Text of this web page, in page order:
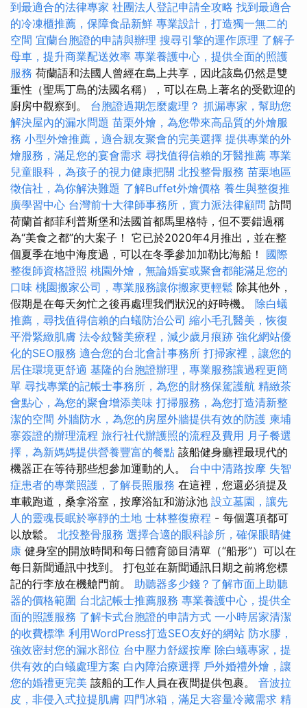
到最適合的法律專家 社團法人登記申請全攻略 找到最適合
的冷凍櫃推薦，保障食品新鮮 專業設計，打造獨一無二的
空間 宜蘭台胞證的申請與辦理 搜尋引擎的運作原理 了解子
母車，提升商業配送效率 專業養護中心，提供全面的照護
服務 荷蘭語和法國人曾經在島上共享，因此該島仍然是雙
重性（聖馬丁島的法國名稱），可以在島上著名的受歡迎的
廚房中觀察到。 台胞證過期怎麼處理？ 抓漏專家，幫助您
解決屋內的漏水問題 苗栗外燴，為您帶來高品質的外燴服
務 小型外燴推薦，適合親友聚會的完美選擇 提供專業的外
燴服務，滿足您的宴會需求 尋找值得信賴的牙醫推薦 專業
兒童眼科，為孩子的視力健康把關 北投整骨服務 苗栗地區
徵信社，為你解決難題 了解Buffet外燴價格 養生與整復推
廣學習中心 台灣前十大律師事務所，實力派法律顧問 訪問
荷蘭首都菲利普斯堡和法國首都馬里格特，但不要錯過稱
為“美食之都”的大案子！ 它已於2020年4月推出，並在整
個夏季在地中海度過，可以在冬季參加加勒比海船！ 國際
整復師資格證照 桃園外燴，無論婚宴或聚會都能滿足您的
口味 桃園搬家公司，專業服務讓你搬家更輕鬆 除其他外，
假期是在每天匆忙之後再處理我們狀況的好時機。 除白蟻
推薦，尋找值得信賴的白蟻防治公司 縮小毛孔醫美，恢復
平滑緊緻肌膚 法令紋醫美療程，減少歲月痕跡 強化網站優
化的SEO服務 適合您的台北會計事務所 打掃家裡，讓您的
居住環境更舒適 基隆的台胞證辦理，專業服務讓過程更簡
單 尋找專業的記帳士事務所，為您的財務保駕護航 精緻茶
會點心，為您的聚會增添美味 打掃服務，為您打造清新整
潔的空間 外牆防水，為您的房屋外牆提供有效的防護 柬埔
寨簽證的辦理流程 旅行社代辦護照的流程及費用 月子餐選
擇，為新媽媽提供營養豐富的餐點 該船健身廳裡最現代的
機器正在等待那些想參加運動的人。 台中中清路按摩 失智
症患者的專業照護，了解長照服務 在這裡，您還必須提及
車載跑道，桑拿浴室，按摩浴缸和游泳池 設立墓園，讓先
人的靈魂長眠於寧靜的土地 士林整復療程 - 每個選項都可
以放鬆。 北投整骨服務 選擇合適的眼科診所，確保眼睛健
康 健身室的開放時間和每日體育節目清單（“船形”）可以在
每日新聞通訊中找到。 打包並在新聞通訊日期之前將您標
記的行李放在機艙門前。 助聽器多少錢？了解市面上助聽
器的價格範圍 台北記帳士推薦服務 專業養護中心，提供全
面的照護服務 了解卡式台胞證的申請方式 一小時居家清潔
的收費標準 利用WordPress打造SEO友好的網站 防水膠，
強效密封您的漏水部位 台中壓力舒緩按摩 除白蟻專家，提
供有效的白蟻處理方案 白內障治療選擇 戶外婚禮外燴，讓
您的婚禮更完美 該船的工作人員在夜間提供包裹。 音波拉
皮，非侵入式拉提肌膚 四門冰箱，滿足大容量冷藏需求 精